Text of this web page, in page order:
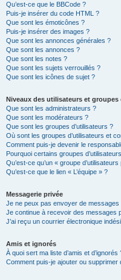
Qu’est-ce que le BBCode ?
Puis-je insérer du code HTML ?
Que sont les émoticônes ?
Puis-je insérer des images ?
Que sont les annonces générales ?
Que sont les annonces ?
Que sont les notes ?
Que sont les sujets verrouillés ?
Que sont les icônes de sujet ?
Niveaux des utilisateurs et groupes
Que sont les administrateurs ?
Que sont les modérateurs ?
Que sont les groupes d’utilisateurs ?
Où sont les groupes d’utilisateurs et
Comment puis-je devenir le
Pourquoi certains groupes
Qu’est-ce qu’un « groupe
Qu’est-ce que le lien « L’équipe » ?
Messagerie privée
Je ne peux pas envoyer de messages
Je continue à recevoir des messages
J’ai reçu un courrier électronique
Amis et ignorés
À quoi sert ma liste d’amis et d’ignorés
Comment puis-je ajouter ou supprimer